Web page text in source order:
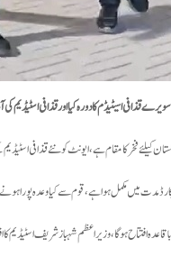
قذافی اسیٹیڈم کا دورہ کیا اور قذافی اسٹیڈیم
کیلئے فخر کا مقام ہے، ایونٹ کو نئے قذافی
مدت میں مکمل ہوا ہے، قوم سے کیا وعدہ
باقاعدہ افتتاح ہوگا، وزیراعظم شہباز شریف